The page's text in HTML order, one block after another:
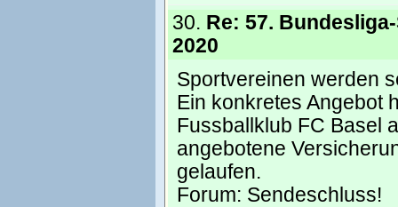
30. Re: 57.
2020
Sportvereinen werden
Ein konkretes Angebot
Fussballklub FC Basel
angebotene
gelaufen.
Forum: Sendeschluss!